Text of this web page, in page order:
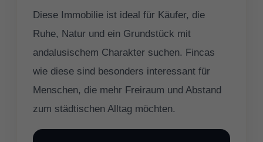
Diese Immobilie ist ideal für Käufer, die
Ruhe, Natur und ein Grundstück mit
andalusischem Charakter suchen. Fincas
wie diese sind besonders interessant für
Menschen, die mehr Freiraum und Abstand
zum städtischen Alltag möchten.